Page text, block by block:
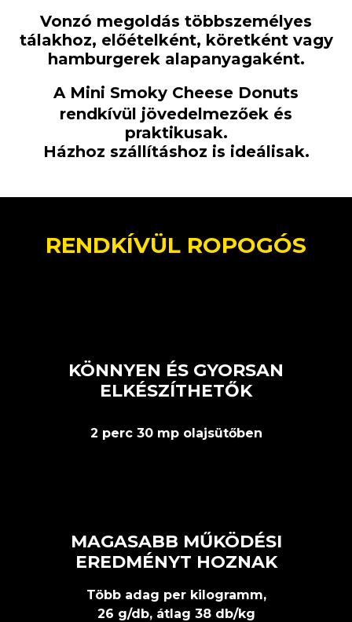
Vonzó megoldás többszemélyes
tálakhoz, előételként, köretként vagy
hamburgerek alapanyagaként.
A Mini Smoky Cheese Donuts
rendkívül jövedelmezőek és
praktikusak.
Házhoz szállításhoz is ideálisak.
RENDKÍVÜL ROPOGÓS
KÖNNYEN ÉS GYORSAN
ELKÉSZÍTHETŐK
2 perc 30 mp olajsütőben
MAGASABB MŰKÖDÉSI
EREDMÉNYT HOZNAK
Több adag per kilogramm,
26 g/db, átlag 38 db/kg